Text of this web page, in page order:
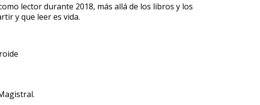
lector durante 2018, más allá de los libros y los
y que leer es vida.